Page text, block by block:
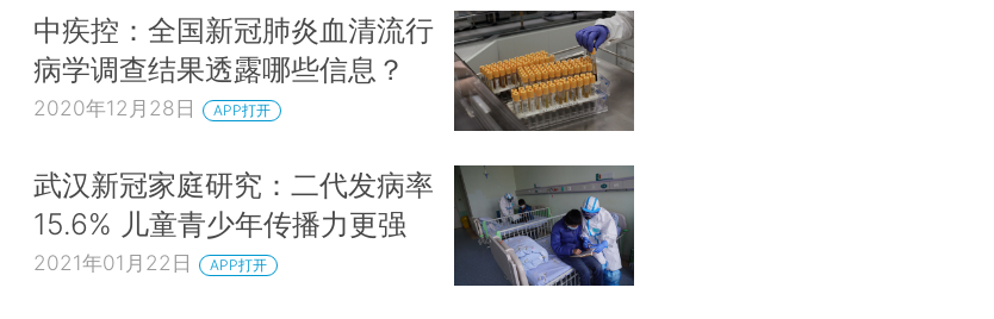
中疾控：全国新冠肺炎血清流行
病学调查结果透露哪些信息？
2020年12月28日 APP打开
武汉新冠家庭研究：二代发病率
15.6% 儿童青少年传播力更强
2021年01月22日 APP打开